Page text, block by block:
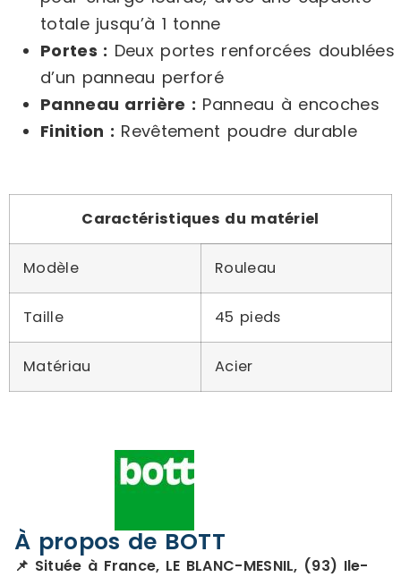
totale jusqu’à 1 tonne
Portes : Deux portes renforcées doublées
d’un panneau perforé
Panneau arrière : Panneau à encoches
Finition : Revêtement poudre durable
Caractéristiques du matériel
Modèle Rouleau
Taille 45 pieds
Matériau Acier
À propos de BOTT
📌 Située à France, LE BLANC-MESNIL, (93) Ile-